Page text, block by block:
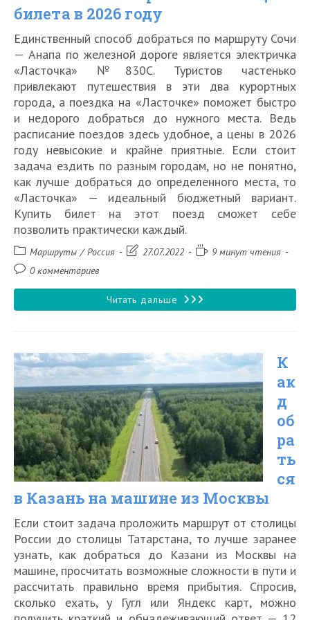
в
2026
году
билета в 2026 году
Единственный способ добраться по маршруту Сочи
— Анапа по железной дороге является электричка
«Ласточка» №830С. Туристов частенько
привлекают путешествия в эти два курортных
города, а поездка на «Ласточке» поможет быстро
и недорого добраться до нужного места. Ведь
расписание поездов здесь удобное, а цены в 2026
году невысокие и крайне приятные. Если стоит
задача ездить по разным городам, но не понятно,
как лучше добраться до определенного места, то
«Ласточка» — идеальный бюджетный вариант.
Купить билет на этот поезд сможет себе
позволить практически каждый.
Рубрика
записи:
Маршруты / Россия
Запись27.07.2022
Время9 минут чтения
Комментарии
0 комментариев
Читать дальше Скорый
по
маршруту
Сочи
—
Анапа
№830С:
расписание
и
цена
в
2026
К
ак
д
об
ра
ть
ся
в Казань на машине из Москвы
Если стоит задача проложить маршрут от столицы
России до столицы Татарстана, то лучше заранее
узнать, как добраться до Казани из Москвы на
машине, просчитать возможные сложности в пути и
рассчитать правильно время прибытия. Спросив,
сколько ехать, у Гугл или Яндекс карт, можно